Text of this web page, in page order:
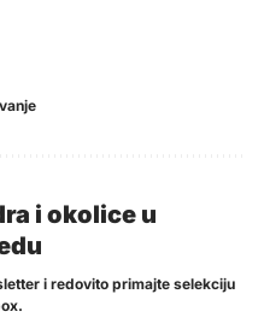
i okolice u
i redovito primajte selekciju